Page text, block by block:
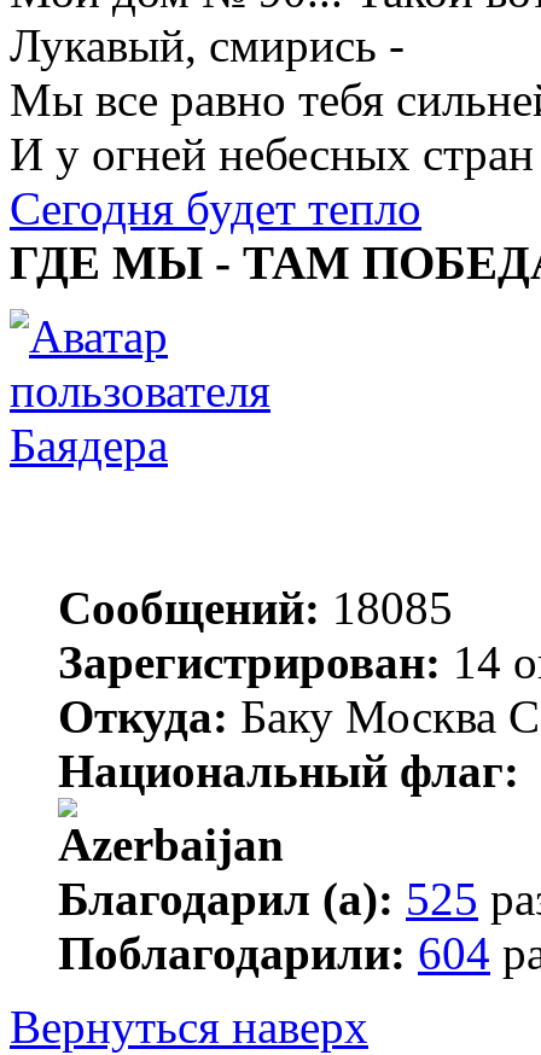
Лукавый, смирись -
Мы все равно тебя
И у огней небесных стран
Сегодня будет тепло
ГДЕ МЫ - ТАМ
Баядера
Сообщений: 18085
Зарегистрирован: 14
Откуда: Баку Москва
Национальный флаг:
Благодарил (а): 525
Поблагодарили: 604
Вернуться наверх